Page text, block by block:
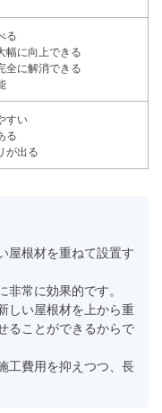
る
幅に向上できる
全に解消できる
すい
る
が出る
屋根材を重ねて設置す
非常に効果的です。
しい屋根材を上から重
ることができるからで
工費用を抑えつつ、長